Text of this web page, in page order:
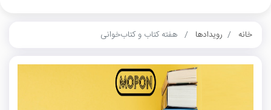
خانه رویدادها هفته کتاب و کتاب‌خوانی